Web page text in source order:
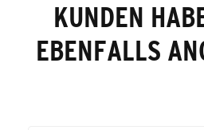
KUNDEN
EBENFALLS